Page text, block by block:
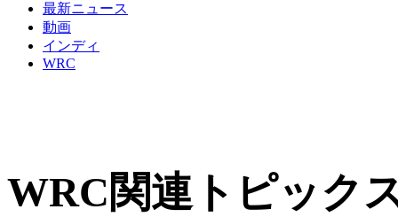
最新ニュース
動画
インディ
WRC
WRC関連トピック